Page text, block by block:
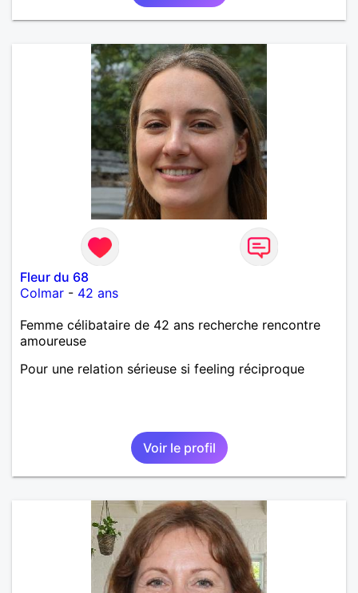
Fleur du 68
Colmar - 42 ans
Femme célibataire de 42 ans recherche rencontre
amoureuse
Pour une relation sérieuse si feeling réciproque
Voir le profil